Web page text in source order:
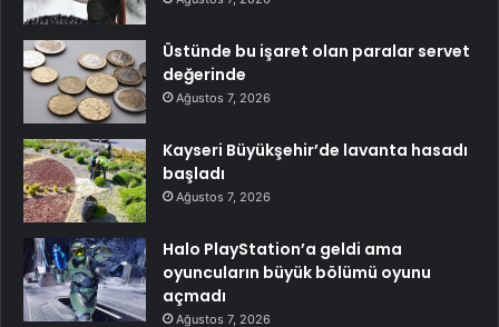
Üstünde bu işaret olan paralar servet
değerinde
Ağustos 7, 2026
Kayseri Büyükşehir’de lavanta hasadı
başladı
Ağustos 7, 2026
Halo PlayStation’a geldi ama
oyuncuların büyük bölümü oyunu
açmadı
Ağustos 7, 2026